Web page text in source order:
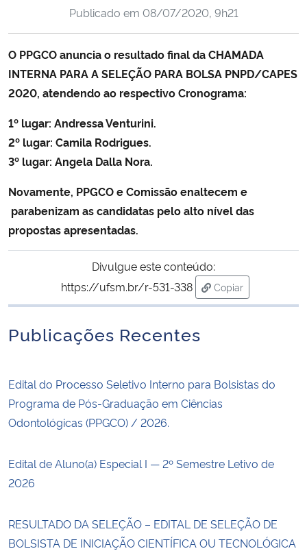
Ministério da Cidadania
Ministério da Ciência, Tecnologia, Inovações e Comunicações
Ministério do Meio Ambiente
Ministério do Turismo
Ministério do Desenvolvimento Regional
Controladoria-Geral da União
Ministério da Mulher, da Família e dos Direitos Humanos
Secretaria-Geral
Gabinete de Segurança Institucional
Banco Central do Brasil
Planalto
Publicado em 08/07/2020, 9h21
O PPGCO anuncia o resultado final da CHAMADA
INTERNA PARA A SELEÇÃO PARA BOLSA PNPD/CAPES
2020, atendendo ao respectivo Cronograma:
1º lugar: Andressa Venturini.
2º lugar: Camila Rodrigues.
3º lugar: Angela Dalla Nora.
Novamente, PPGCO e Comissão enaltecem e
parabenizam as candidatas pelo alto nível das
propostas apresentadas.
Divulgue este conteúdo:
https://ufsm.br/r-531-338
Copiar
para área de
Publicações Recentes
Edital do Processo Seletivo Interno para Bolsistas do
Programa de Pós-Graduação em Ciências
Odontológicas (PPGCO) / 2026.
Edital de Aluno(a) Especial I — 2º Semestre Letivo de
2026
RESULTADO DA SELEÇÃO – EDITAL DE SELEÇÃO DE
BOLSISTA DE INICIAÇÃO CIENTÍFICA OU TECNOLÓGICA